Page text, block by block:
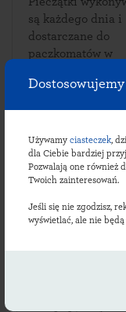
Używamy ciasteczek,
dla Ciebie bardziej
Pozwalają one również
Twoich zainteresowań.
Jeśli się nie zgodzisz,
wyświetlać, ale nie
są każdego dnia i
dostarczane do
paczkomatów w